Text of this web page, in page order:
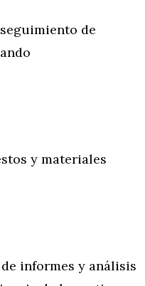
de
y materiales
informes y análisis